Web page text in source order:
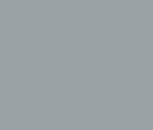
/ LocalStorage
verwenden teilweise so
LocalStorage und
dient dazu, unser Angebot
effektiver und sicherer zu
und SessionStorage ist
welcher ihr Browser Daten
oder mobilen Gerät
sind Textdateien, welche